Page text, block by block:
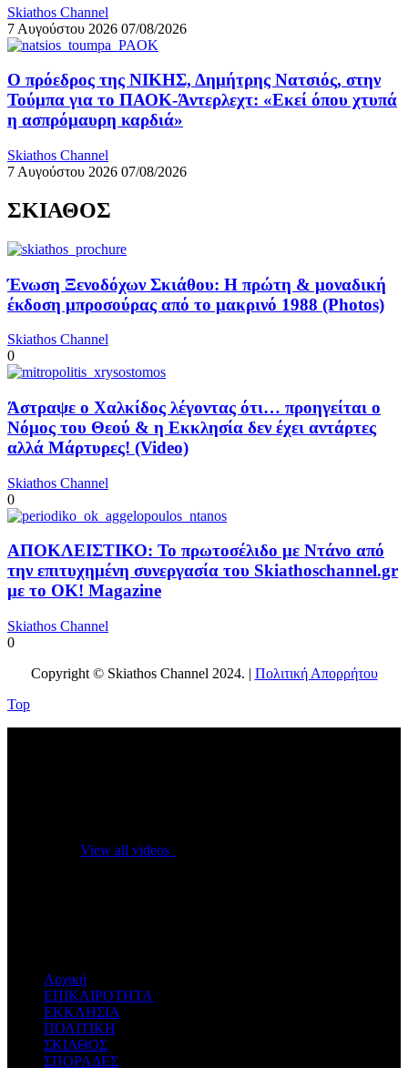
Skiathos Channel
7 Αυγούστου 2026 07/08/2026
Ο πρόεδρος της ΝΙΚΗΣ, Δημήτρης Νατσιός, στην
Τούμπα για το ΠΑΟΚ-Άντερλεχτ: «Εκεί όπου χτυπά
η ασπρόμαυρη καρδιά»
Skiathos Channel
7 Αυγούστου 2026 07/08/2026
ΣΚΙΑΘΟΣ
Ένωση Ξενοδόχων Σκιάθου: Η πρώτη & μοναδική
έκδοση μπροσούρας από το μακρινό 1988 (Photos)
Skiathos Channel
0
Άστραψε ο Χαλκίδος λέγοντας ότι… προηγείται ο
Νόμος του Θεού & η Εκκλησία δεν έχει αντάρτες
αλλά Μάρτυρες! (Video)
Skiathos Channel
0
ΑΠΟΚΛΕΙΣΤΙΚΟ: Το πρωτοσέλιδο με Ντάνο από
την επιτυχημένη συνεργασία του Skiathoschannel.gr
με το OK! Magazine
Skiathos Channel
0
Copyright © Skiathos Channel 2024. | Πολιτική Απορρήτου
Top
View all videos
Αρχική
ΕΠΙΚΑΙΡΟΤΗΤΑ
ΕΚΚΛΗΣΙΑ
ΠΟΛΙΤΙΚΗ
ΣΚΙΑΘΟΣ
ΣΠΟΡΑΔΕΣ